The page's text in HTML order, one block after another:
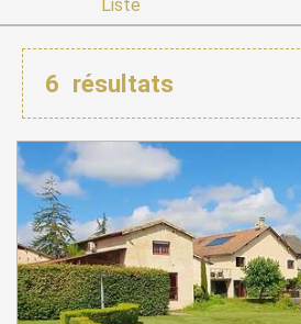
Liste
6 résultats